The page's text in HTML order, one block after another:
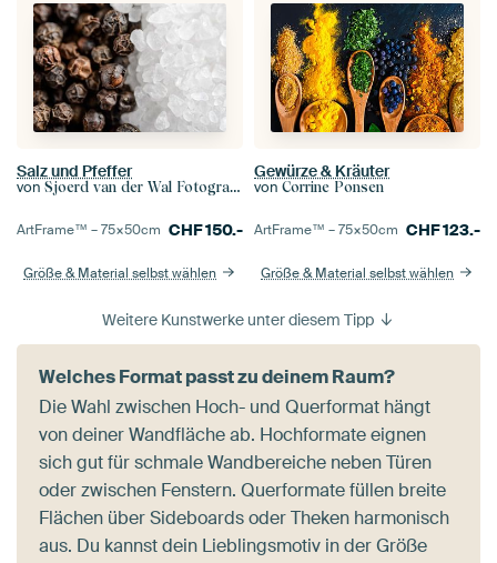
Salz und Pfeffer
von Sjoerd van der Wal Fotografie
ArtFrame™ –75×50cm CHF150.-
Größe & Material selbst wählen
Gewürze & Kräuter
von Corrine Ponsen
ArtFrame™ –75×50cm CHF123.-
Größe & Material selbst wählen
Weitere Kunstwerke unter diesem Tipp
Welches Format passt zu deinem Raum?
Die Wahl zwischen Hoch- und Querformat hängt
von deiner Wandfläche ab. Hochformate eignen
sich gut für schmale Wandbereiche neben Türen
oder zwischen Fenstern. Querformate füllen breite
Flächen über Sideboards oder Theken harmonisch
aus. Du kannst dein Lieblingsmotiv in der Größe